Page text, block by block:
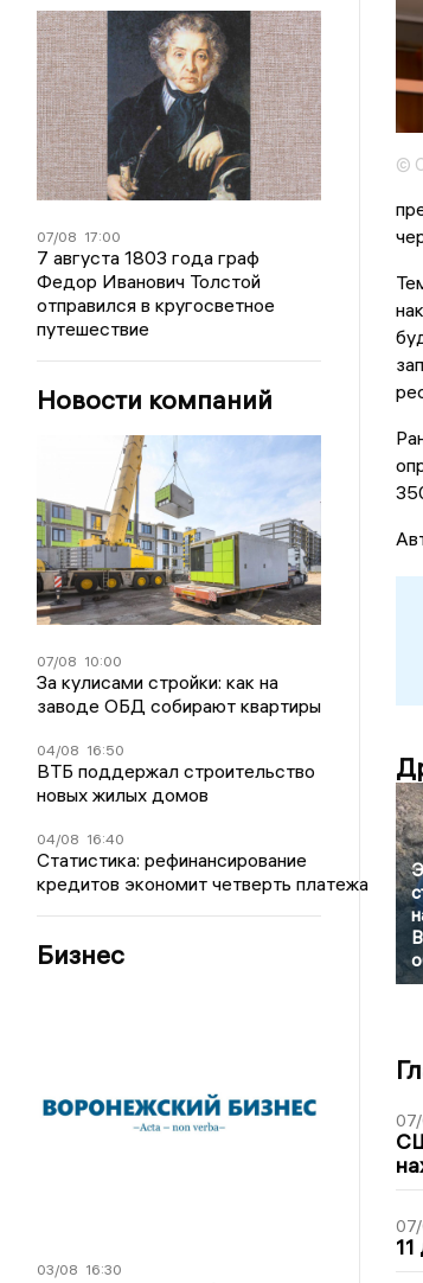
07/08 17:00
7 августа 1803 года граф
Федор Иванович Толстой
отправился в кругосветное
путешествие
Новости компаний
07/08 10:00
За кулисами стройки: как на
заводе ОБД собирают квартиры
04/08 16:50
ВТБ поддержал строительство
новых жилых домов
04/08 16:40
Статистика: рефинансирование
кредитов экономит четверть платежа
Бизнес
03/08 16:30
©